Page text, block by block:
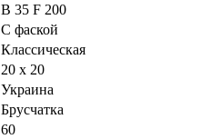
В 35 F 200
С фаской
Классическая
20 х 20
Украина
Брусчатка
60